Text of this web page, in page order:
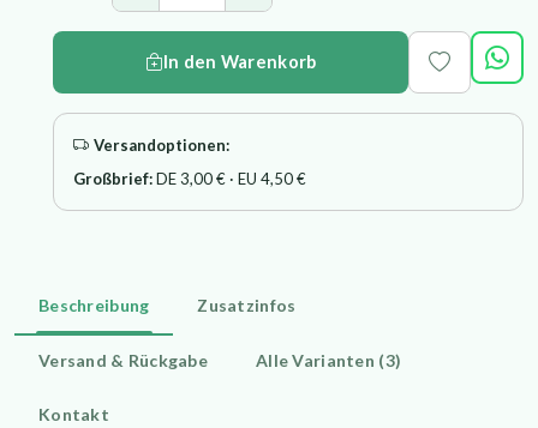
In den Warenkorb
Versandoptionen:
Großbrief:DE 3,00 € · EU 4,50 €
Beschreibung Zusatzinfos
Versand & Rückgabe Alle Varianten (3)
Kontakt